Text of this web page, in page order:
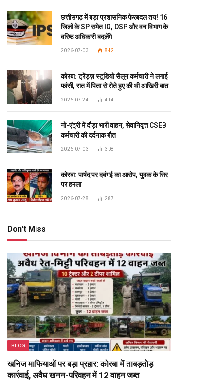
छत्तीसगढ़ में बड़ा प्रशासनिक फेरबदल तय! 16
जिलों के SP समेत IG, DSP और वन विभाग के
वरिष्ठ अधिकारी बदलेंगे
2026-07-03 842
कोरबा: ट्रेंड्ज़ स्टूडियो सैलून कर्मचारी ने लगाई
फांसी, रात में पिता से रोते हुए की थी आखिरी बात
2026-07-24 414
नो-एंट्री में दौड़ा भारी वाहन, सेवानिवृत्त CSEB
कर्मचारी की दर्दनाक मौत
2026-07-03 308
कोरबा: पार्षद पर दबंगई का आरोप, युवक के सिर
पर हमला
2026-07-28 287
Don't Miss
BLOG
खनिज माफियाओं पर बड़ा प्रहार: कोरबा में ताबड़तोड़
कार्रवाई, अवैध खनन-परिवहन में 12 वाहन जब्त